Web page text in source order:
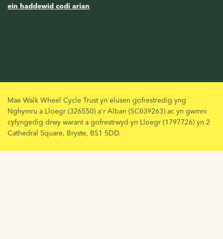
ein haddewid codi arian.
Mae Walk Wheel Cycle Trust yn elusen gofrestredig yng
Nghymru a Lloegr (326550) a'r Alban (SC039263) ac yn gwmni
cyfyngedig drwy warant a gofrestrwyd yn Lloegr (1797726) yn 2
Cathedral Square, Bryste, BS1 5DD.